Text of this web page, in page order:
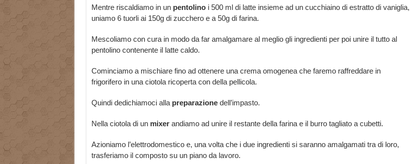
Mentre riscaldiamo in un pentolinoi 500 ml di latte insieme ad un cucchiaino di estratto di vaniglia,
uniamo 6 tuorli ai 150g di zucchero e a 50g di farina.
Mescoliamo con cura in modo da far amalgamare al meglio gli ingredienti per poi unire il tutto al
pentolino contenente il latte caldo.
Cominciamo a mischiare fino ad ottenere una crema omogenea che faremo raffreddare in
frigorifero in una ciotola ricoperta con della pellicola.
Quindi dedichiamoci alla preparazionedell’impasto.
Nella ciotola di un mixerandiamo ad unire il restante della farina e il burro tagliato a cubetti.
Azioniamo l’elettrodomestico e, una volta che i due ingredienti si saranno amalgamati tra di loro,
trasferiamo il composto su un piano da lavoro.